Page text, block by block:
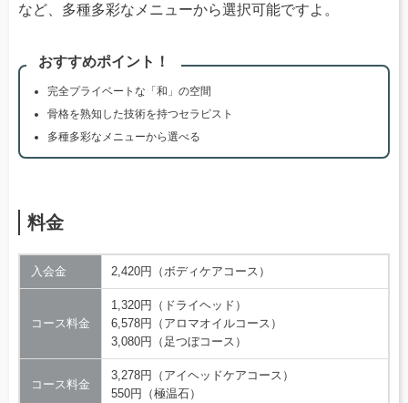
など、多種多彩なメニューから選択可能ですよ。
おすすめポイント！
完全プライベートな「和」の空間
骨格を熟知した技術を持つセラピスト
多種多彩なメニューから選べる
料金
入会金 2,420円（ボディケアコース）
コース料金
1,320円（ドライヘッド）
6,578円（アロマオイルコース）
3,080円（足つぼコース）
コース料金
3,278円（アイヘッドケアコース）
550円（極温石）